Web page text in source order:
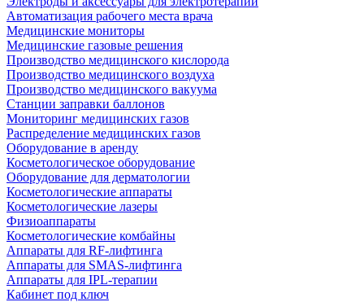
Автоматизация рабочего места врача
Медицинские мониторы
Медицинские газовые решения
Производство медицинского кислорода
Производство медицинского воздуха
Производство медицинского вакуума
Станции заправки баллонов
Мониторинг медицинских газов
Распределение медицинских газов
Оборудование в аренду
Косметологическое оборудование
Оборудование для дерматологии
Косметологические аппараты
Косметологические лазеры
Физиоаппараты
Косметологические комбайны
Аппараты для RF-лифтинга
Аппараты для SMAS-лифтинга
Аппараты для IPL-терапии
Кабинет под ключ